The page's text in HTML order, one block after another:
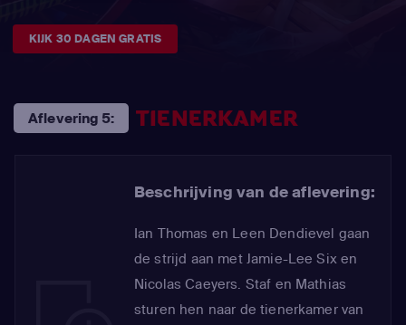
KIJK 30 DAGEN GRATIS
Aflevering 5: TIENERKAMER
Beschrijving van de aflevering:
Ian Thomas en Leen Dendievel gaan
de strijd aan met Jamie-Lee Six en
Nicolas Caeyers. Staf en Mathias
sturen hen naar de tienerkamer van